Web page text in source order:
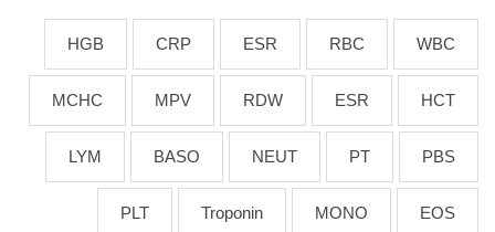
WBC
RBC
ESR
CRP
HGB
HCT
ESR
RDW
MPV
MCHC
PBS
PT
NEUT
BASO
LYM
EOS
MONO
Troponin
PLT